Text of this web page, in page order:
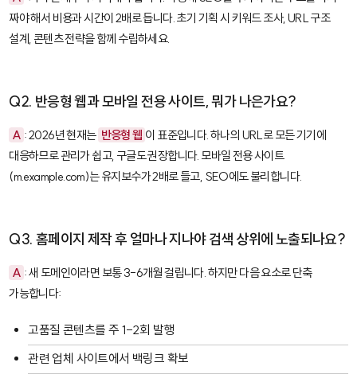
짜야 해서 비용과 시간이 2배로 듭니다. 초기 기획 시 키워드 조사, URL 구조
설계, 콘텐츠 전략을 함께 수립하세요.
Q2. 반응형 웹과 모바일 전용 사이트, 뭐가 나은가요?
A : 2026년 현재는 반응형 웹 이 표준입니다. 하나의 URL로 모든 기기에
대응하므로 관리가 쉽고, 구글도 권장합니다. 모바일 전용 사이트
(m.example.com)는 유지보수가 2배로 들고, SEO에도 불리합니다.
Q3. 홈페이지 제작 후 얼마나 지나야 검색 상위에 노출되나요?
A : 새 도메인이라면 보통 3-6개월 걸립니다. 하지만 다음 요소로 단축
가능합니다:
고품질 콘텐츠를 주 1-2회 발행
관련 업체 사이트에서 백링크 확보